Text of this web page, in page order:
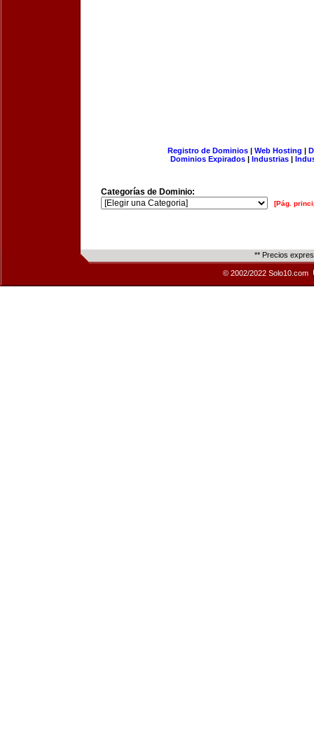
Registro de Dominios| Web Hosting |
Dominios Expirados | Industrias |
Categorías de Dominio:
[Pág.
** Precios
© 2002/2022 Solo10.com